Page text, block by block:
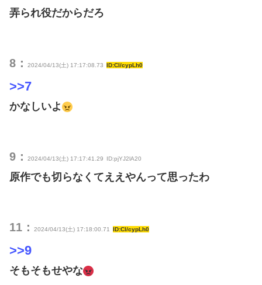
弄られ役だからだろ
8： 2024/04/13(土) 17:17:08.73 ID:Cl/cypLh0
>>7
かなしいよ
9： 2024/04/13(土) 17:17:41.29 ID:pjYJ2lA20
原作でも切らなくてええやんって思ったわ
11： 2024/04/13(土) 17:18:00.71 ID:Cl/cypLh0
>>9
そもそもせやな